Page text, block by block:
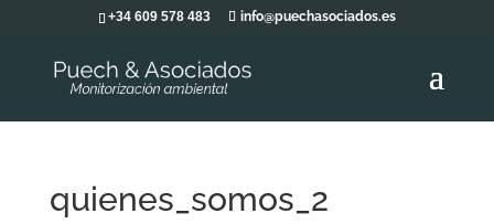
+34 609 578 483 info@puechasociados.es
quienes_somos_2